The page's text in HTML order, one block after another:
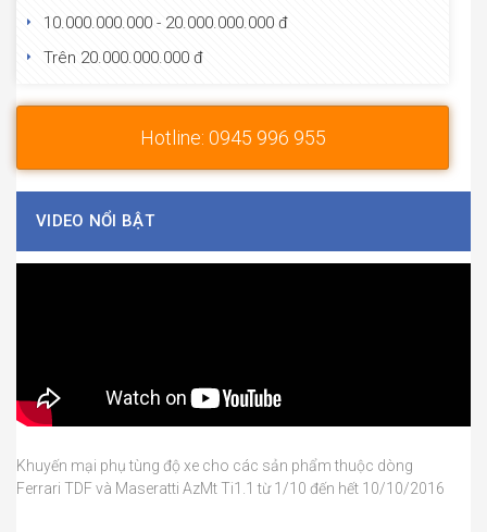
10.000.000.000 - 20.000.000.000 đ
Trên 20.000.000.000 đ
Hotline: 0945 996 955
VIDEO NỔI BẬT
Khuyến mại phụ tùng độ xe cho các sản phẩm thuộc dòng
Ferrari TDF và Maseratti AzMt Ti1.1 từ 1/10 đến hết 10/10/2016